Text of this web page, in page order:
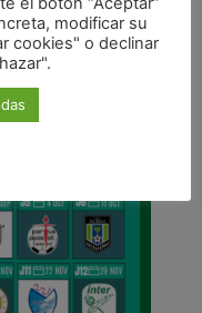
LIGA
modificar su
cookies" o declinar